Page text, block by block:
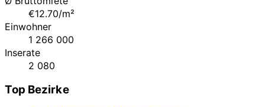
€12.70/m²
Einwohner
1 266 000
Inserate
2 080
Top Bezirke